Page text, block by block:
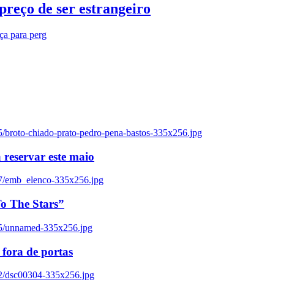
de ser estrangeiro
para perg
chiado-prato-pedro-pena-bastos-335x256.jpg
este maio
emb_elenco-335x256.jpg
The Stars”
unnamed-335x256.jpg
de portas
dsc00304-335x256.jpg